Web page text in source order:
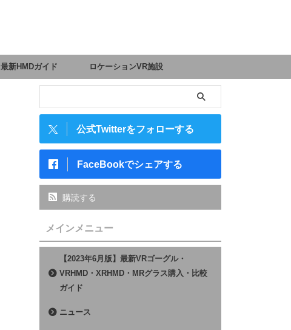
最新HMDガイド ロケーションVR施設
公式Twitterをフォローする
FaceBookでシェアする
購読する
メインメニュー
【2023年6月版】最新VRゴーグル・
VRHMD・XRHMD・MRグラス購入・比較
ガイド
ニュース